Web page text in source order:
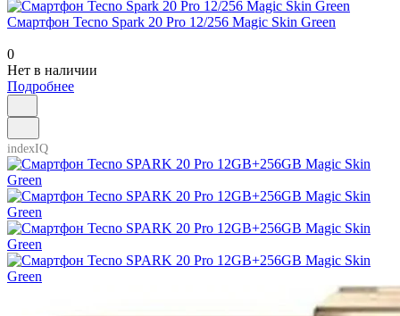
Смартфон Tecno Spark 20 Pro 12/256 Magic Skin Green
0
Нет в наличии
Подробнее
indexIQ